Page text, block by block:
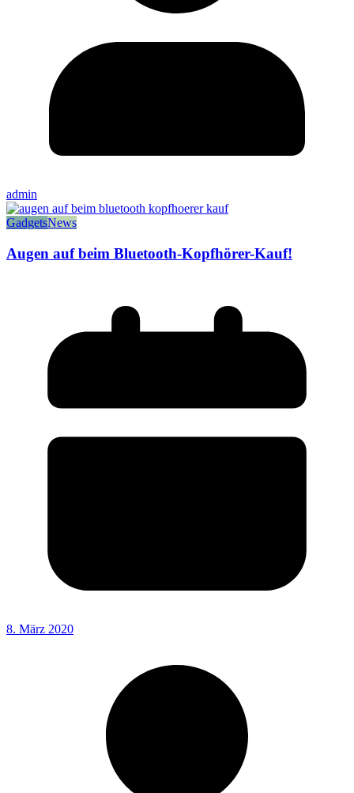
admin
GadgetsNews
Augen auf beim Bluetooth-Kopfhörer-Kauf!
8. März 2020